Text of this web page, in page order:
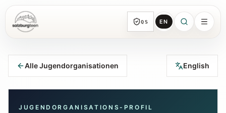
SalzburgTeen QS EN
Rubriken
Alle Jugendorganisationen English
JUGENDORGANISATIONS-PROFIL